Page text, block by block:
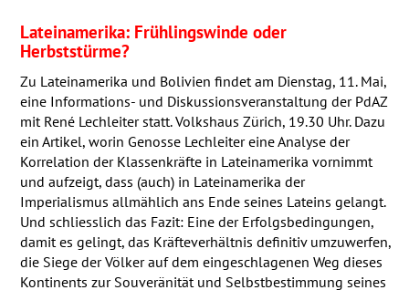
Lateinamerika: Frühlingswinde oder
Herbststürme?
Zu Lateinamerika und Bolivien findet am Dienstag, 11. Mai,
eine Informations- und Diskussionsveranstaltung der PdAZ
mit René Lechleiter statt. Volkshaus Zürich, 19.30 Uhr. Dazu
ein Artikel, worin Genosse Lechleiter eine Analyse der
Korrelation der Klassenkräfte in Lateinamerika vornimmt
und aufzeigt, dass (auch) in Lateinamerika der
Imperialismus allmählich ans Ende seines Lateins gelangt.
Und schliesslich das Fazit: Eine der Erfolgsbedingungen,
damit es gelingt, das Kräfteverhältnis definitiv umzuwerfen,
die Siege der Völker auf dem eingeschlagenen Weg dieses
Kontinents zur Souveränität und Selbstbestimmung seines